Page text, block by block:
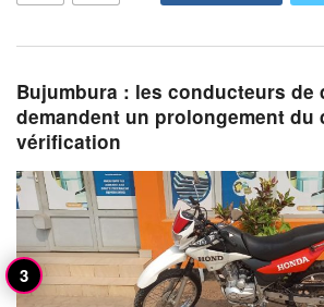
Bujumbura : les conducteurs de
demandent un prolongement du
vérification